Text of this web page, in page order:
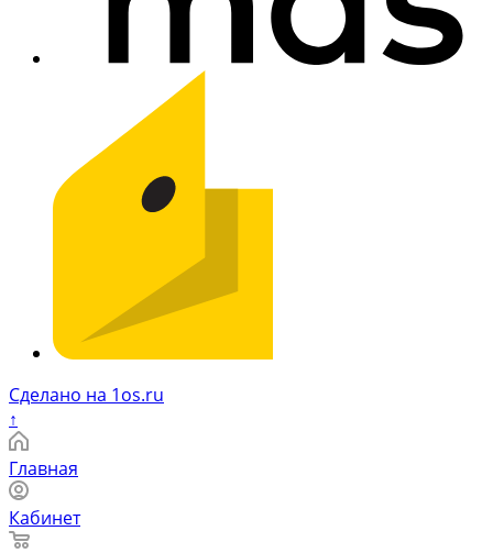
Сделано на 1os.ru
↑
Главная
Кабинет